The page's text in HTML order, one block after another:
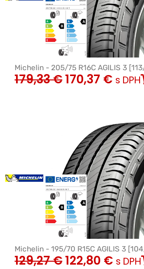
Michelin - 205/75 R16C AGILIS 3
179,33€170,37 € s DPH
Michelin - 195/70 R15C AGILIS 3
129,27€122,80 € s DPH